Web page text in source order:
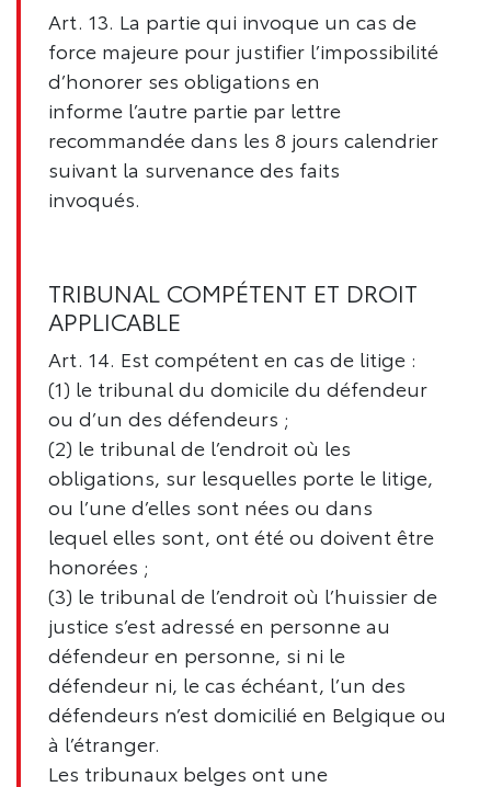
Art. 13. La partie qui invoque un cas de
force majeure pour justifier l’impossibilité
d’honorer ses obligations en
informe l’autre partie par lettre
recommandée dans les 8 jours calendrier
suivant la survenance des faits
invoqués.
TRIBUNAL COMPÉTENT ET DROIT
APPLICABLE
Art. 14. Est compétent en cas de litige :
(1) le tribunal du domicile du défendeur
ou d’un des défendeurs ;
(2) le tribunal de l’endroit où les
obligations, sur lesquelles porte le litige,
ou l’une d’elles sont nées ou dans
lequel elles sont, ont été ou doivent être
honorées ;
(3) le tribunal de l’endroit où l’huissier de
justice s’est adressé en personne au
défendeur en personne, si ni le
défendeur ni, le cas échéant, l’un des
défendeurs n’est domicilié en Belgique ou
à l’étranger.
Les tribunaux belges ont une